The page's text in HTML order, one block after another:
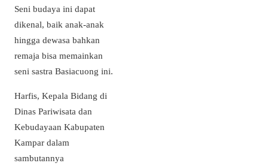
Seni budaya ini dapat
dikenal, baik anak-anak
hingga dewasa bahkan
remaja bisa memainkan
seni sastra Basiacuong ini.
Harfis, Kepala Bidang di
Dinas Pariwisata dan
Kebudayaan Kabupaten
Kampar dalam
sambutannya